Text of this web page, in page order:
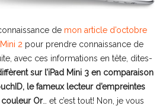
de mon article d’octobre
2 pour prendre connaissance de
avec ces informations en tête, dites-
sur l’iPad Mini 3 en comparaison
le fameux lecteur d’empreintes
couleur Or… et c’est tout! Non, je vous